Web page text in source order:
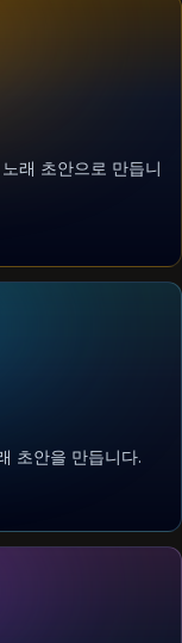
래 초안으로 만듭니
초안을 만듭니다.